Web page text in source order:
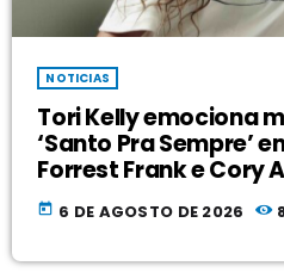
NOTICIAS
Tori Kelly emociona
‘Santo Pra Sempre’
Forrest Frank e Cory
today 6 DE AGOSTO DE 2026